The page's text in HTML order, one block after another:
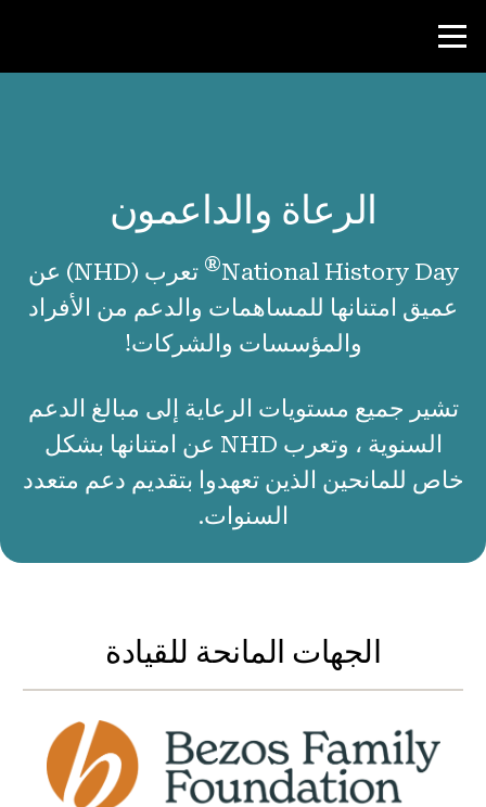
موارد المعلم
الأخبار و الأحداث
حول NHD
الناس من NHD
ابحث عن الشركة التابعة المحلية الخاصة بك
الرعاة والداعمون
National History Day
®
تعرب (NHD) عن
عميق امتنانها للمساهمات والدعم من الأفراد
والمؤسسات والشركات!
تشير جميع مستويات الرعاية إلى مبالغ الدعم
السنوية ، وتعرب NHD عن امتنانها بشكل
خاص للمانحين الذين تعهدوا بتقديم دعم متعدد
السنوات.
الجهات المانحة للقيادة